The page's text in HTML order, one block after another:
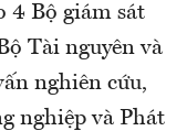
4 Bộ giám sát
Tài nguyên và
nghiên cứu,
nghiệp và Phát